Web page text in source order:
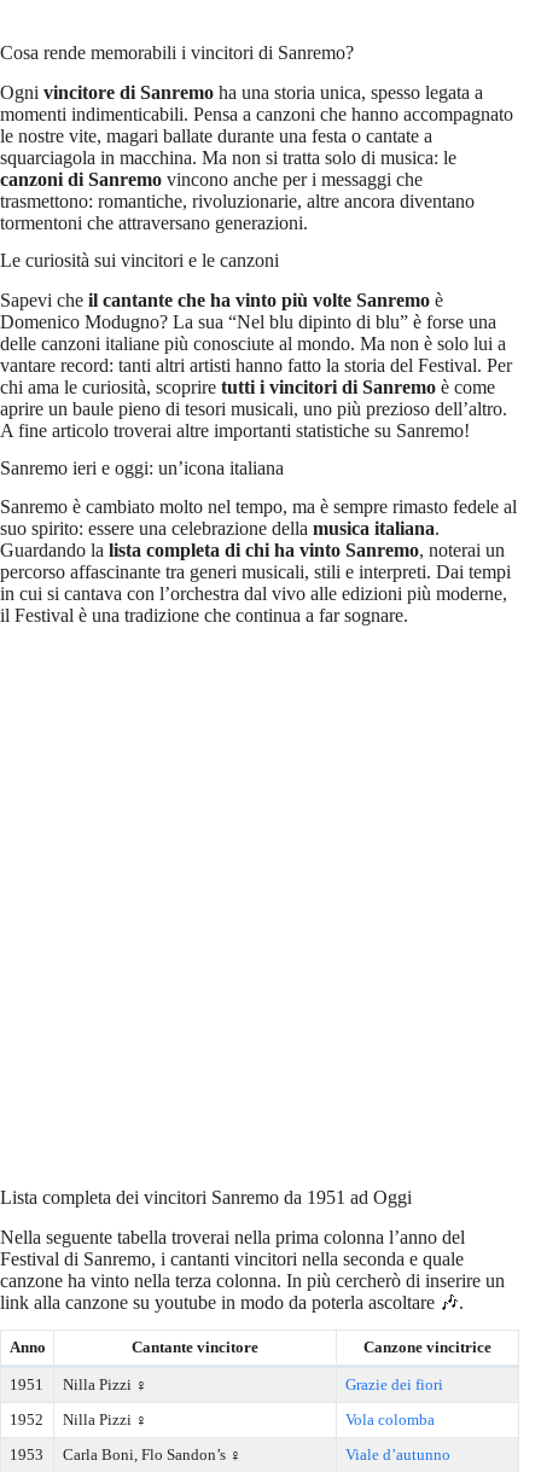
Cosa rende memorabili i vincitori di Sanremo?
Ogni vincitore di Sanremo ha una storia unica, spesso legata a
momenti indimenticabili. Pensa a canzoni che hanno accompagnato
le nostre vite, magari ballate durante una festa o cantate a
squarciagola in macchina. Ma non si tratta solo di musica: le
canzoni di Sanremo vincono anche per i messaggi che
trasmettono: romantiche, rivoluzionarie, altre ancora diventano
tormentoni che attraversano generazioni.
Le curiosità sui vincitori e le canzoni
Sapevi che il cantante che ha vinto più volte Sanremo è
Domenico Modugno? La sua “Nel blu dipinto di blu” è forse una
delle canzoni italiane più conosciute al mondo. Ma non è solo lui a
vantare record: tanti altri artisti hanno fatto la storia del Festival. Per
chi ama le curiosità, scoprire tutti i vincitori di Sanremo è come
aprire un baule pieno di tesori musicali, uno più prezioso dell’altro.
A fine articolo troverai altre importanti statistiche su Sanremo!
Sanremo ieri e oggi: un’icona italiana
Sanremo è cambiato molto nel tempo, ma è sempre rimasto fedele al
suo spirito: essere una celebrazione della musica italiana.
Guardando la lista completa di chi ha vinto Sanremo, noterai un
percorso affascinante tra generi musicali, stili e interpreti. Dai tempi
in cui si cantava con l’orchestra dal vivo alle edizioni più moderne,
il Festival è una tradizione che continua a far sognare.
Lista completa dei vincitori Sanremo da 1951 ad Oggi
Nella seguente tabella troverai nella prima colonna l’anno del
Festival di Sanremo, i cantanti vincitori nella seconda e quale
canzone ha vinto nella terza colonna. In più cercherò di inserire un
link alla canzone su youtube in modo da poterla ascoltare 🎶.
Anno Cantante vincitore Canzone vincitrice
1951 Nilla Pizzi ♀️
Grazie dei fiori
1952
Nilla Pizzi ♀️
Vola colomba
1953
Carla Boni, Flo Sandon’s ♀️ Viale d’autunno